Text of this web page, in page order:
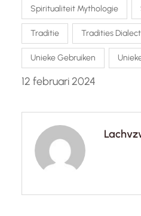
Spiritualiteit Mythologie
Traditie Tradities
Unieke Gebruiken
12 februari 2024